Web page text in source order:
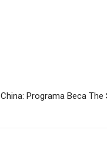
China: Programa Beca